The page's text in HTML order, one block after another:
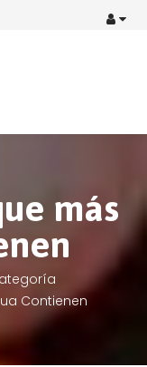
más
Contienen